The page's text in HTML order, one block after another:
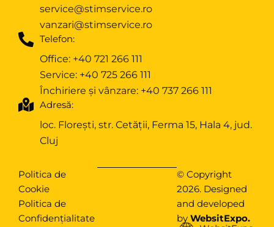
service@stimservice.ro
vanzari@stimservice.ro
Telefon:
Office: +40 721 266 111
Service: +40 725 266 111
Închiriere și vânzare: +40 737 266 111
Adresă:
loc. Florești, str. Cetății, Ferma 15, Hala 4, jud.
Cluj
© Copyright
2026. Designed
and developed
by WebsitExpo.
Politica de
Cookie
Politica de
Confidențialitate